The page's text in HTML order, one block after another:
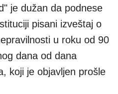
je dužan da podnese
pisani izveštaj o
u roku od 90
dana od dana
koji je objavljen prošle